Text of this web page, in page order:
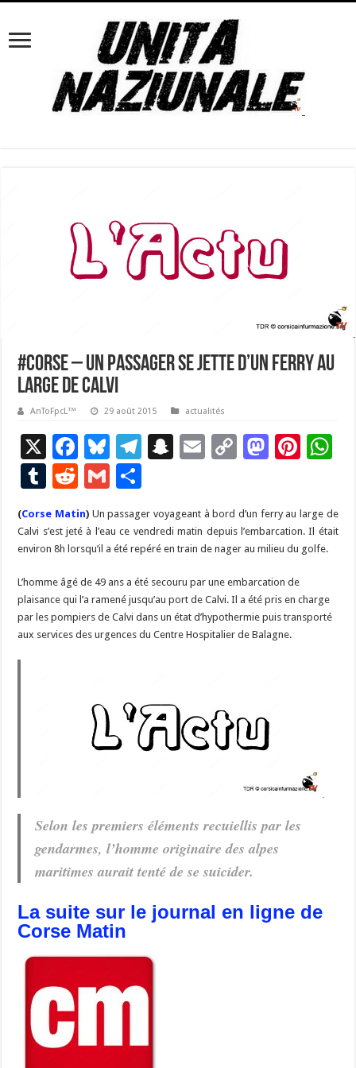
#Corse – Un passager se jette d’un ferry au
large de Calvi
AnToFpcL™ 29 août 2015 actualités
X
F
ac
e
b
o
o
k
Bl
u
es
ky
T
gr
a
m
S
p
c
h
at
E
l
C
y
Li
n
k
M
d
o
n
Pi
es
t
T
m
bl
r
R
e
d
di
t
G
ai
l
ta
g
er
(Corse Matin) Un passager voyageant à bord d’un ferry au large de
Calvi s’est jeté à l’eau ce vendredi matin depuis l’embarcation. Il était
environ 8h lorsqu’il a été repéré en train de nager au milieu du golfe.
L’homme âgé de 49 ans a été secouru par une embarcation de
plaisance qui l’a ramené jusqu’au port de Calvi. Il a été pris en charge
par les pompiers de Calvi dans un état d’hypothermie puis transporté
aux services des urgences du Centre Hospitalier de Balagne.
Selon les premiers éléments recuiellis par les
gendarmes, l’homme originaire des alpes
maritimes aurait tenté de se suicider.
La suite sur le journal en ligne de
Corse Matin